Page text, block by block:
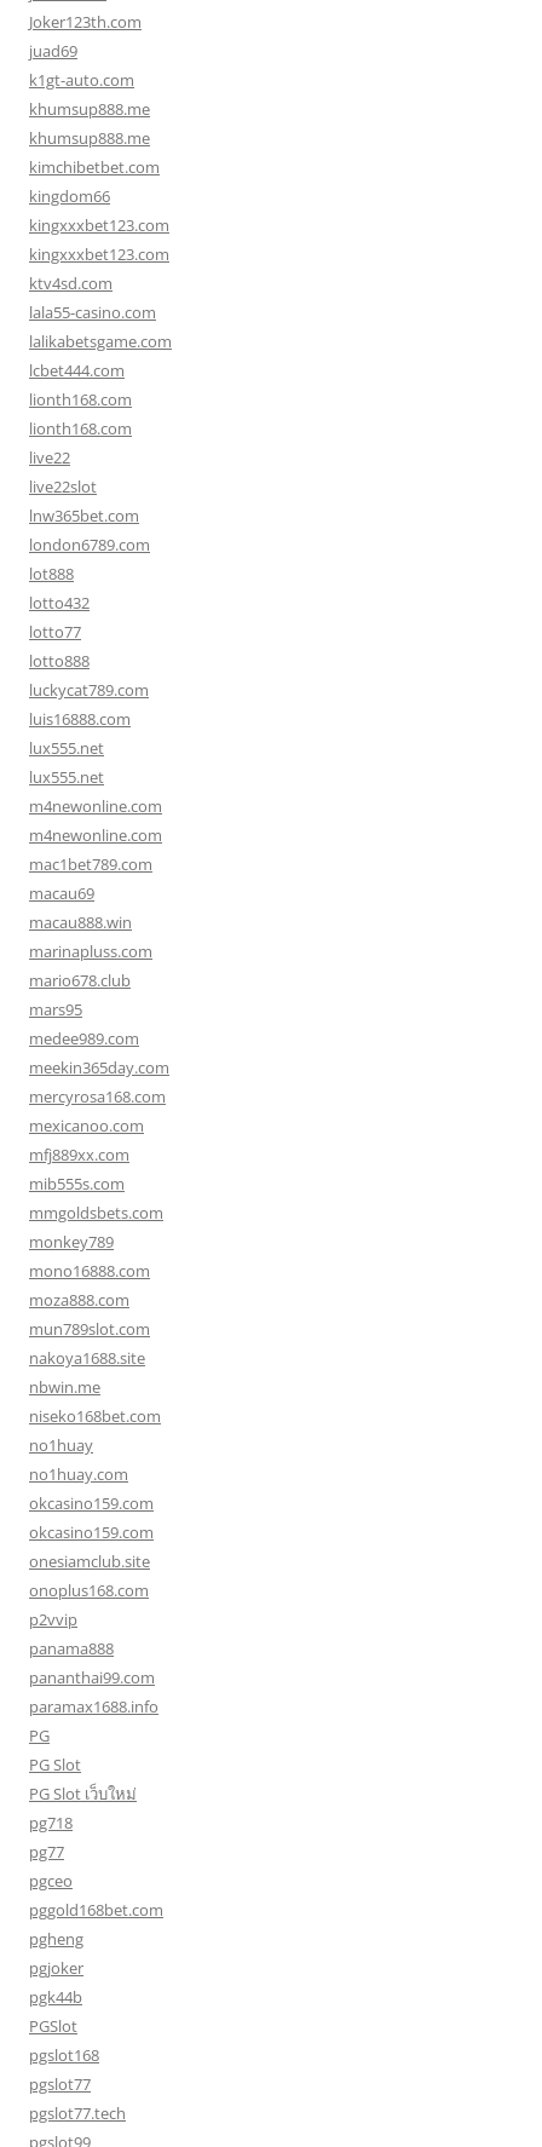
Joker123th.com
juad69
k1gt-auto.com
khumsup888.me
khumsup888.me
kimchibetbet.com
kingdom66
kingxxxbet123.com
kingxxxbet123.com
ktv4sd.com
lala55-casino.com
lalikabetsgame.com
lcbet444.com
lionth168.com
lionth168.com
live22
live22slot
lnw365bet.com
london6789.com
lot888
lotto432
lotto77
lotto888
luckycat789.com
luis16888.com
lux555.net
lux555.net
m4newonline.com
m4newonline.com
mac1bet789.com
macau69
macau888.win
marinapluss.com
mario678.club
mars95
medee989.com
meekin365day.com
mercyrosa168.com
mexicanoo.com
mfj889xx.com
mib555s.com
mmgoldsbets.com
monkey789
mono16888.com
moza888.com
mun789slot.com
nakoya1688.site
nbwin.me
niseko168bet.com
no1huay
no1huay.com
okcasino159.com
okcasino159.com
onesiamclub.site
onoplus168.com
p2vvip
panama888
pananthai99.com
paramax1688.info
PG
PG Slot
PG Slot เว็บใหม่
pg718
pg77
pgceo
pggold168bet.com
pgheng
pgjoker
pgk44b
PGSlot
pgslot168
pgslot77
pgslot77.tech
pgslot99